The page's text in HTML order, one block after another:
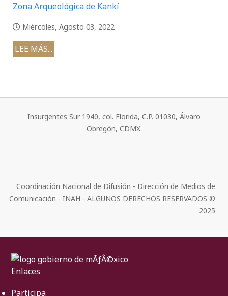
Zona Arqueológica de Kankí
Miércoles, Agosto 03, 2022
LEE MÁS...
Insurgentes Sur 1940, col. Florida, C.P. 01030, Álvaro
Obregón, CDMX.
Coordinación Nacional de Difusión - Dirección de Medios de
Comunicación - INAH - ALGUNOS DERECHOS RESERVADOS ©
2025
Enlaces
Participa